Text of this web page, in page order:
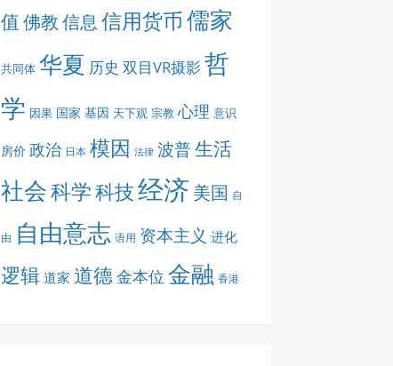
值佛教信息信用货币儒家
共同体 华夏 历史 双目VR摄影 哲
学 因果 国家 基因 天下观 宗教 心理 意识
房价 政治 日本 模因 法律 波普生活
社会科学科技经济 美国 自
由 自由意志 语用 资本主义 进化
逻辑 道家 道德金本位 金融 香港